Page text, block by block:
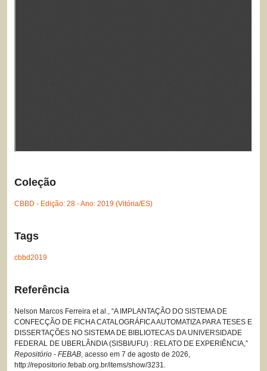
Coleção
CBBD - Edição: 28 - Ano: 2019 (Vitória/ES)
Tags
cbbd2019
Referência
Nelson Marcos Ferreira et al., “A IMPLANTAÇÃO DO SISTEMA DE
CONFECÇÃO DE FICHA CATALOGRÁFICA AUTOMATIZA PARA TESES E
DISSERTAÇÕES NO SISTEMA DE BIBLIOTECAS DA UNIVERSIDADE
FEDERAL DE UBERLÂNDIA (SISBI/UFU) : RELATO DE EXPERIÊNCIA,”
Repositório - FEBAB, acesso em 7 de agosto de 2026,
http://repositorio.febab.org.br/items/show/3231.